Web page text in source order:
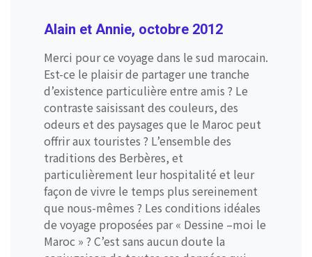
Alain et Annie, octobre 2012
Merci pour ce voyage dans le sud marocain.
Est-ce le plaisir de partager une tranche
d’existence particulière entre amis ? Le
contraste saisissant des couleurs, des
odeurs et des paysages que le Maroc peut
offrir aux touristes ? L’ensemble des
traditions des Berbères, et
particulièrement leur hospitalité et leur
façon de vivre le temps plus sereinement
que nous-mêmes ? Les conditions idéales
de voyage proposées par « Dessine –moi le
Maroc » ? C’est sans aucun doute la